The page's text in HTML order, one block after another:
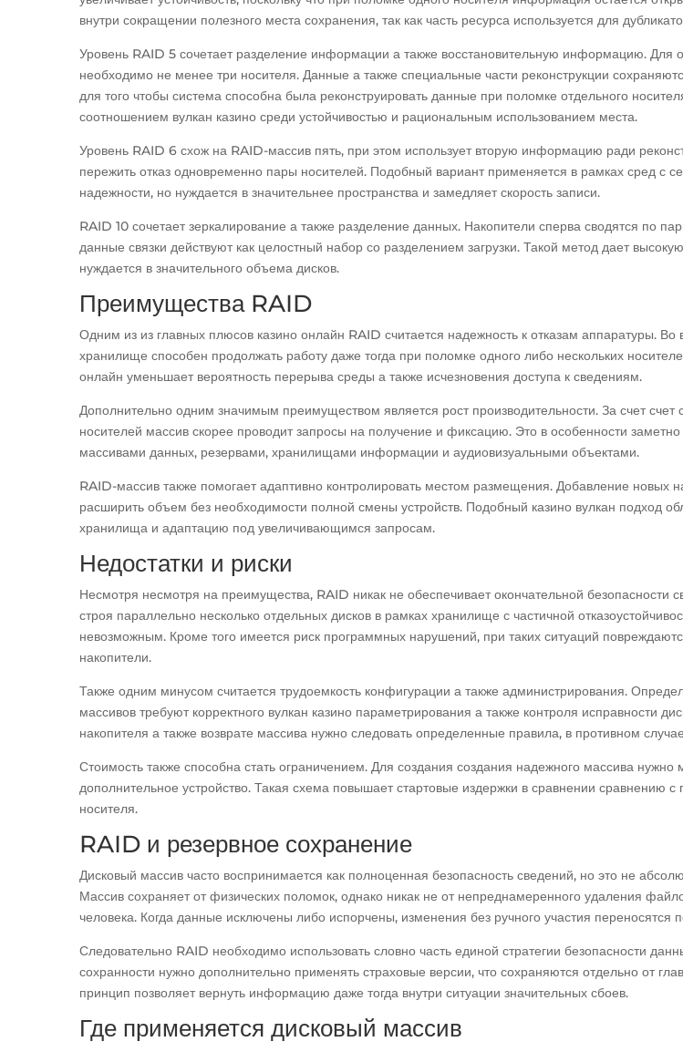
внутри сокращении полезного места сохранения, так как часть ресурса используется для
Уровень RAID 5 сочетает разделение информации а также восстановительную информацию. Для
необходимо не менее три носителя. Данные а также специальные части реконструкции
для того чтобы система способна была реконструировать данные при поломке отдельного
соотношением вулкан казино среди устойчивостью и рациональным использованием места.
Уровень RAID 6 схож на RAID-массив пять, при этом использует вторую информацию ради
пережить отказ одновременно пары носителей. Подобный вариант применяется в рамках сред с
надежности, но нуждается в значительнее пространства и замедляет скорость записи.
RAID 10 сочетает зеркалирование а также разделение данных. Накопители сперва сводятся по
данные связки действуют как целостный набор со разделением загрузки. Такой метод дает
нуждается в значительного объема дисков.
Преимущества RAID
Одним из из главных плюсов казино онлайн RAID считается надежность к отказам аппаратуры.
хранилище способен продолжать работу даже тогда при поломке одного либо нескольких
онлайн уменьшает вероятность перерыва среды а также исчезновения доступа к сведениям.
Дополнительно одним значимым преимуществом является рост производительности. За счет счет
носителей массив скорее проводит запросы на получение и фиксацию. Это в особенности
массивами данных, резервами, хранилищами информации и аудиовизуальными объектами.
RAID-массив также помогает адаптивно контролировать местом размещения. Добавление новых
расширить объем без необходимости полной смены устройств. Подобный казино вулкан подход
хранилища и адаптацию под увеличивающимся запросам.
Недостатки и риски
Несмотря несмотря на преимущества, RAID никак не обеспечивает окончательной безопасности
строя параллельно несколько отдельных дисков в рамках хранилище с частичной
невозможным. Кроме того имеется риск программных нарушений, при таких ситуаций
накопители.
Также одним минусом считается трудоемкость конфигурации а также администрирования.
массивов требуют корректного вулкан казино параметрирования а также контроля исправности
накопителя а также возврате массива нужно следовать определенные правила, в противном
Стоимость также способна стать ограничением. Для создания создания надежного массива нужно
дополнительное устройство. Такая схема повышает стартовые издержки в сравнении сравнению
носителя.
RAID и резервное сохранение
Дисковый массив часто воспринимается как полноценная безопасность сведений, но это не
Массив сохраняет от физических поломок, однако никак не от непреднамеренного удаления
человека. Когда данные исключены либо испорчены, изменения без ручного участия переносятся
Следовательно RAID необходимо использовать словно часть единой стратегии безопасности
сохранности нужно дополнительно применять страховые версии, что сохраняются отдельно от
принцип позволяет вернуть информацию даже тогда внутри ситуации значительных сбоев.
Где применяется дисковый массив